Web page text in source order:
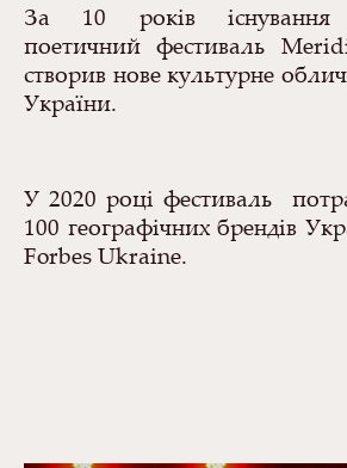
За 10 років
поетичний фестиваль
створив нове культурне
України.
У 2020 році фестиваль
100 географічних брендів
Forbes Ukraine.